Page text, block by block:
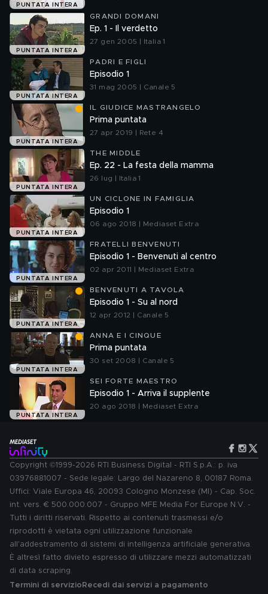
PUNTATA INTERA
PUNTATA INTERA
GRANDI DOMANI
Ep. 1 - Il verdetto
27 gen 2005 | Italia 1
PUNTATA INTERA
PADRI E FIGLI
Episodio 1
31 mag 2005 | Canale 5
PUNTATA INTERA
IL GIUDICE MASTRANGELO
Prima puntata
27 apr 2019 | Rete 4
PUNTATA INTERA
THE MIDDLE
Ep. 22 - La festa della mamma
26 lug | Italia 1
PUNTATA INTERA
UN CICLONE IN FAMIGLIA
Episodio 1
06 ago 2018 | Mediaset Extra
PUNTATA INTERA
FRATELLI BENVENUTI
Episodio 1 - Benvenuti al centro
02 apr 2011 | Mediaset Extra
PUNTATA INTERA
BENVENUTI A TAVOLA
Episodio 1 - Su al nord
12 apr 2012 | Canale 5
PUNTATA INTERA
ANNA E I CINQUE
Prima puntata
30 set 2008 | Canale 5
PUNTATA INTERA
SEI FORTE MAESTRO
Episodio 1 - Arriva il supplente
20 ago 2018 | Mediaset Extra
Copyright ©1999-2026 RTI Business Digital - RTI S.p.A.: p. iva
03976881007 - Sede legale: Largo del Nazareno 8, 00187 Roma.
Uffici: Viale Europa 46, 20093 Cologno Monzese (MI) - Cap. Soc.
int. vers. € 500.000.007 - Gruppo MFE Media For Europe N.V. -
Tutti i diritti riservati. Rispetto ai contenuti trasmessi e/o
riprodotti è vietata ogni utilizzazione funzionale
all'addestramento di sistemi di intelligenza artificiale generativa.
È altresì fatto divieto espresso di utilizzare mezzi automatizzati
di data scraping.
Termini di servizio Recedi dai servizi a pagamento